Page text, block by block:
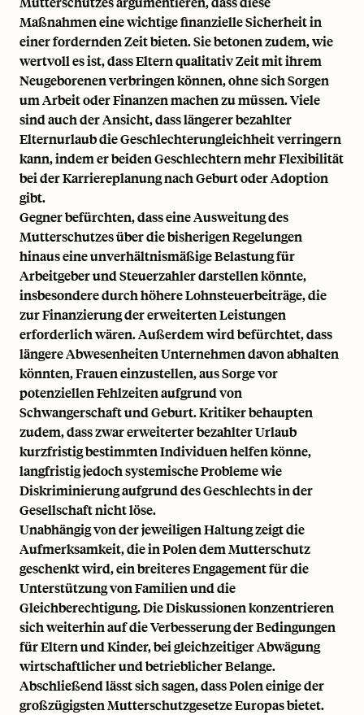
Maßnahmen eine wichtige finanzielle Sicherheit in
einer fordernden Zeit bieten. Sie betonen zudem, wie
wertvoll es ist, dass Eltern qualitativ Zeit mit ihrem
Neugeborenen verbringen können, ohne sich Sorgen
um Arbeit oder Finanzen machen zu müssen. Viele
sind auch der Ansicht, dass längerer bezahlter
Elternurlaub die Geschlechterungleichheit verringern
kann, indem er beiden Geschlechtern mehr Flexibilität
bei der Karriereplanung nach Geburt oder Adoption
gibt.
Gegner befürchten, dass eine Ausweitung des
Mutterschutzes über die bisherigen Regelungen
hinaus eine unverhältnismäßige Belastung für
Arbeitgeber und Steuerzahler darstellen könnte,
insbesondere durch höhereLohnsteuerbeiträge, die
zur Finanzierung der erweiterten Leistungen
erforderlich wären. Außerdem wird befürchtet, dass
längere Abwesenheiten Unternehmen davon abhalten
könnten, Frauen einzustellen, aus Sorge vor
potenziellen Fehlzeiten aufgrund von
Schwangerschaft und Geburt. Kritiker behaupten
zudem, dass zwar erweiterter bezahlter Urlaub
kurzfristig bestimmten Individuen helfen könne,
langfristig jedoch systemische Probleme wie
Diskriminierung aufgrund des Geschlechts in der
Gesellschaft nicht löse.
Unabhängig von der jeweiligen Haltung zeigt die
Aufmerksamkeit, die in Polen dem Mutterschutz
geschenkt wird, ein breiteres Engagement für die
Unterstützung von Familien und die
Gleichberechtigung. Die Diskussionen konzentrieren
sich weiterhin auf die Verbesserung der Bedingungen
für Eltern und Kinder, bei gleichzeitiger Abwägung
wirtschaftlicher und betrieblicher Belange.
Abschließend lässt sich sagen, dass Polen einige der
großzügigsten Mutterschutzgesetze Europas bietet.